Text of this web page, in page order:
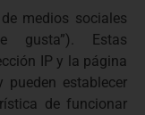
medios sociales
gusta”). Estas
IP y la página
establecer
de funcionar